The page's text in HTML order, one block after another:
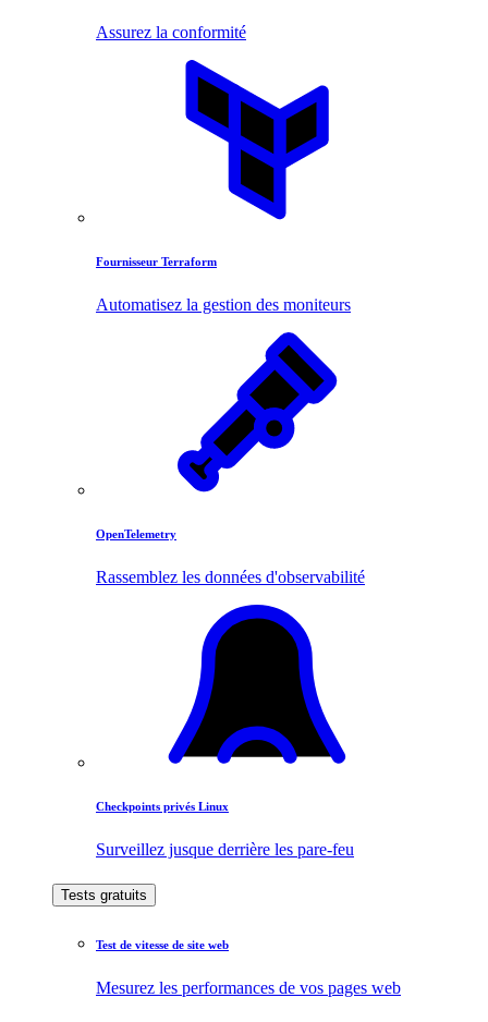
Assurez la conformité
Fournisseur Terraform
Automatisez la gestion des moniteurs
OpenTelemetry
Rassemblez les données d'observabilité
Checkpoints privés Linux
Surveillez jusque derrière les pare-feu
Tests gratuits
Test de vitesse de site web
Mesurez les performances de vos pages web